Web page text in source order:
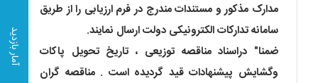
آمار بازدید
مدارک مذکور و مستندات مندرج در فرم ارزیابی را از طریق
سامانه تدارکات الکترونیکی دولت ارسال نمايند.
ضمنا" دراسناد مناقصه توزیعی ، تاریخ تحویل پاکات
وگشایش پیشنهادات قید گردیده است . مناقصه گران